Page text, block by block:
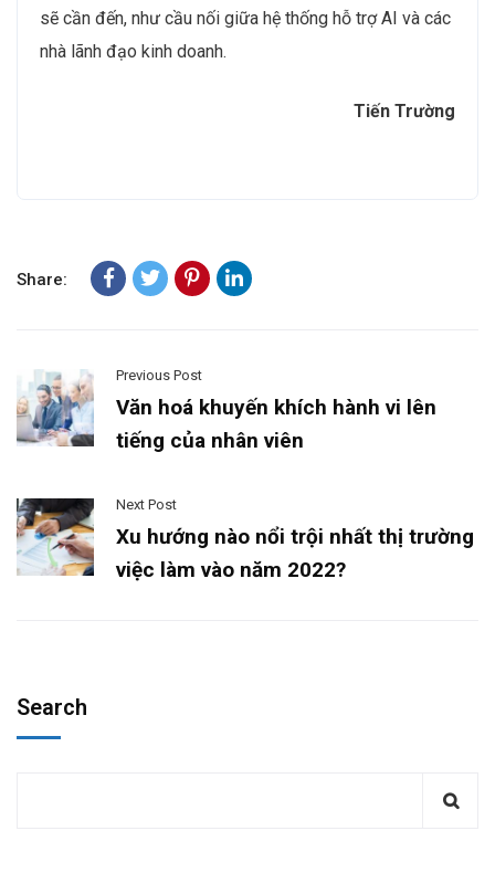
sẽ cần đến, như cầu nối giữa hệ thống hỗ trợ AI và các
nhà lãnh đạo kinh doanh.
Tiến Trường
Share:
Previous Post
Văn hoá khuyến khích hành vi lên
tiếng của nhân viên
Next Post
Xu hướng nào nổi trội nhất thị trường
việc làm vào năm 2022?
Search